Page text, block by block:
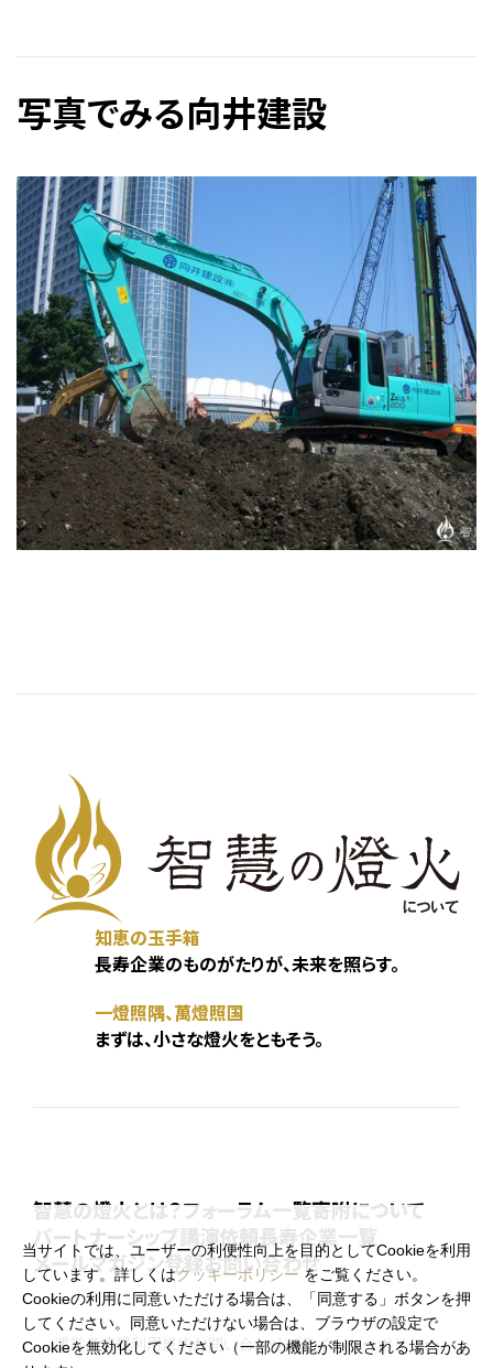
写真でみる向井建設
知恵の玉手箱
長寿企業のものがたりが、未来を照らす。
一燈照隅、萬燈照国
まずは、小さな燈火をともそう。
智慧の燈火とは？フォーラム一覧寄附について
パートナーシップ講演依頼長寿企業一覧
メールマガジン登録お問い合わせ
運営者情報 利用規約お問い合わせプライバシーポリシー
当サイトでは、ユーザーの利便性向上を目的としてCookieを利用
しています。詳しくはクッキーポリシー をご覧ください。
Cookieの利用に同意いただける場合は、「同意する」ボタンを押
してください。同意いただけない場合は、ブラウザの設定で
Cookieを無効化してください（一部の機能が制限される場合があ